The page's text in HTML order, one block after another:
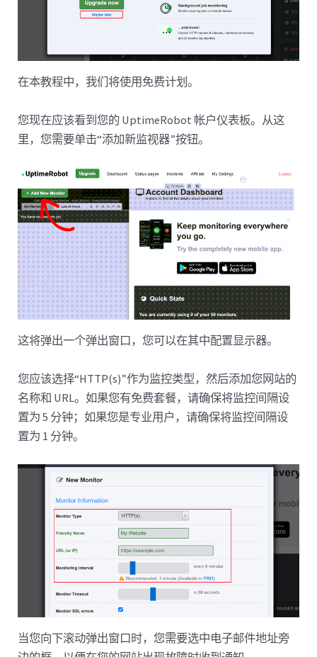
在本教程中，我们将使用免费计划。
您现在应该看到您的 UptimeRobot 帐户仪表板。从这
里，您需要单击“添加新监视器”按钮。
这将弹出一个弹出窗口，您可以在其中配置显示器。
您应该选择“HTTP(s)”作为监控类型，然后添加您网站的
名称和 URL。如果您有免费套餐，请确保将监控间隔设
置为 5 分钟；如果您是专业用户，请确保将监控间隔设
置为 1 分钟。
当您向下滚动弹出窗口时，您需要选中电子邮件地址旁